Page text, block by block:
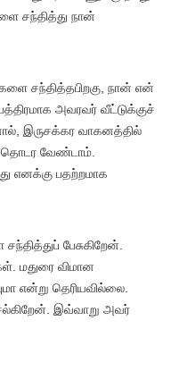
சந்தித்து நான்
சந்தித்தபிறகு, நான் என்
அவரவர் வீட்டுக்குச்
இருசக்கர வாகனத்தில்
தொடர வேண்டாம்.
எனக்கு பதற்றமாக
பேசுகிறேன்.
மதுரை விமான
என்று தெரியவில்லை.
இவ்வாறு அவர்